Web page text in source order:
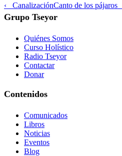
‹ CanalizaciónCanto de los pájaros
Grupo Tseyor
Quiénes Somos
Curso Holístico
Radio Tseyor
Contactar
Donar
Contenidos
Comunicados
Libros
Noticias
Eventos
Blog